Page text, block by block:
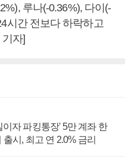
루나(-0.36%), 다이(-
시간 전보다 하락하고
자]
이자 파킹통장' 5만 계좌 한
시, 최고 연 2.0% 금리